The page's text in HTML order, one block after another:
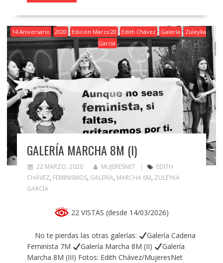
14 Aniversario 2020 Edición Marzo'20 Edith Chávez Galería
Zuleyka
García
GALERÍA MARCHA 8M (I)
22 MARZO, 2020 MUJERESNET
EDITH
CHÁVEZ, FEMINISMOS, GALERÍA, MARCHA 8M, ZULEYKA
GARCÍA
22 VISTAS (desde 14/03/2026)
No te pierdas las otras galerías:
Galería Cadena
Feminista 7M
Galería Marcha 8M (II)
Galería
Marcha 8M (III) Fotos: Edith Chávez/MujeresNet